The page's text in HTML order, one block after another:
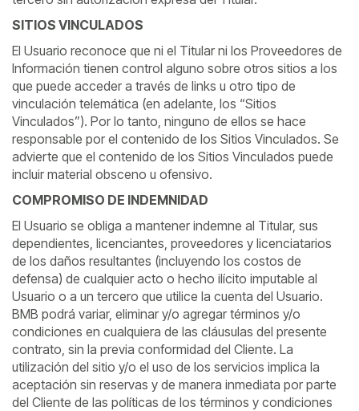
SITIOS VINCULADOS
El Usuario reconoce que ni el Titular ni los Proveedores de
Información tienen control alguno sobre otros sitios a los
que puede acceder a través de links u otro tipo de
vinculación telemática (en adelante, los “Sitios
Vinculados”). Por lo tanto, ninguno de ellos se hace
responsable por el contenido de los Sitios Vinculados. Se
advierte que el contenido de los Sitios Vinculados puede
incluir material obsceno u ofensivo.
COMPROMISO DE INDEMNIDAD
El Usuario se obliga a mantener indemne al Titular, sus
dependientes, licenciantes, proveedores y licenciatarios
de los daños resultantes (incluyendo los costos de
defensa) de cualquier acto o hecho ilícito imputable al
Usuario o a un tercero que utilice la cuenta del Usuario.
BMB podrá variar, eliminar y/o agregar términos y/o
condiciones en cualquiera de las cláusulas del presente
contrato, sin la previa conformidad del Cliente. La
utilización del sitio y/o el uso de los servicios implica la
aceptación sin reservas y de manera inmediata por parte
del Cliente de las políticas de los términos y condiciones